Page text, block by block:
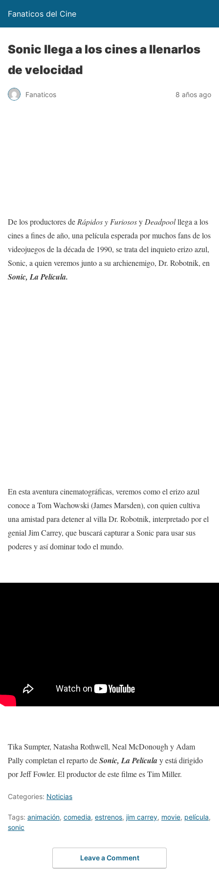
Fanaticos del Cine
Sonic llega a los cines a llenarlos
de velocidad
Fanaticos 8 años ago
De los productores de Rápidos y Furiososy Deadpoolllega a los
cines a fines de año, una película esperada por muchos fans de los
videojuegos de la década de 1990, se trata del inquieto erizo azul,
Sonic, a quien veremos junto a su archienemigo, Dr. Robotnik, en
Sonic, La Película.
En esta aventura cinematográficas, veremos como el erizo azul
conoce a Tom Wachowski (James Marsden), con quien cultiva
una amistad para detener al villa Dr. Robotnik, interpretado por el
genial Jim Carrey, que buscará capturar a Sonic para usar sus
poderes y así dominar todo el mundo.
Tika Sumpter, Natasha Rothwell, Neal McDonough y Adam
Pally completan el reparto deSonic, La Películay está dirigido
por Jeff Fowler. El productor de este filme es Tim Miller.
Categories: Noticias
Tags: animación, comedia, estrenos, jim carrey, movie, película,
sonic
Leave a Comment